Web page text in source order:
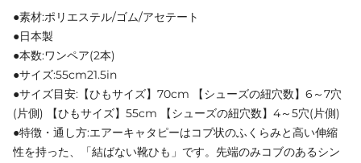
●素材:ポリエステル/ゴム/アセテート
●日本製
●本数:ワンペア(2本)
●サイズ:55cm21.5in
●サイズ目安:【ひもサイズ】70cm 【シューズの紐穴数】6～7穴
(片側) 【ひもサイズ】55cm 【シューズの紐穴数】4～5穴(片側)
●特徴・通し方:エアーキャタピーはコブ状のふくらみと高い伸縮
性を持った、「結ばない靴ひも」です。先端のみコブのあるシン